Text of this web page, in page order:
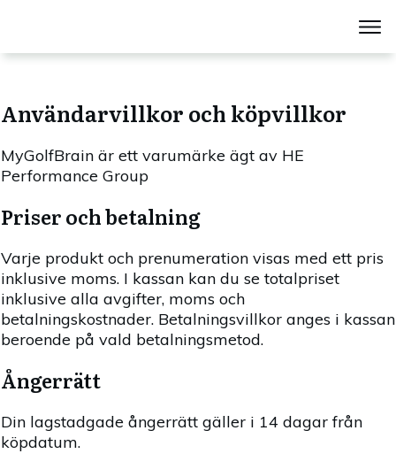
Användarvillkor och köpvillkor
MyGolfBrain är ett varumärke ägt av HE
Performance Group
Priser och betalning
Varje produkt och prenumeration visas med ett pris
inklusive moms. I kassan kan du se totalpriset
inklusive alla avgifter, moms och
betalningskostnader. Betalningsvillkor anges i kassan
beroende på vald betalningsmetod.
Ångerrätt
Din lagstadgade ångerrätt gäller i 14 dagar från
köpdatum.